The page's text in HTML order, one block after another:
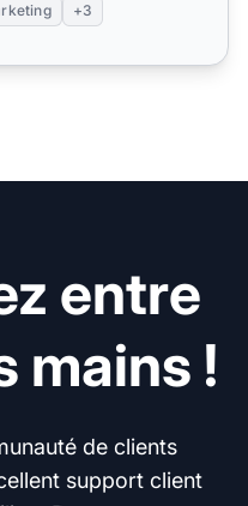
+3
entre
mains !
de clients
support client